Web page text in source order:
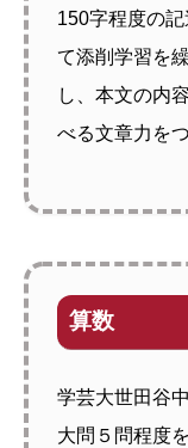
150字程度の
て添削学習を
し、本文の内
べる文章力を
算数
学芸大世田谷
大問５問程度